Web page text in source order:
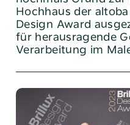
Hochhaus der
­Design Award
für ­herausragende
Verarbeitung im